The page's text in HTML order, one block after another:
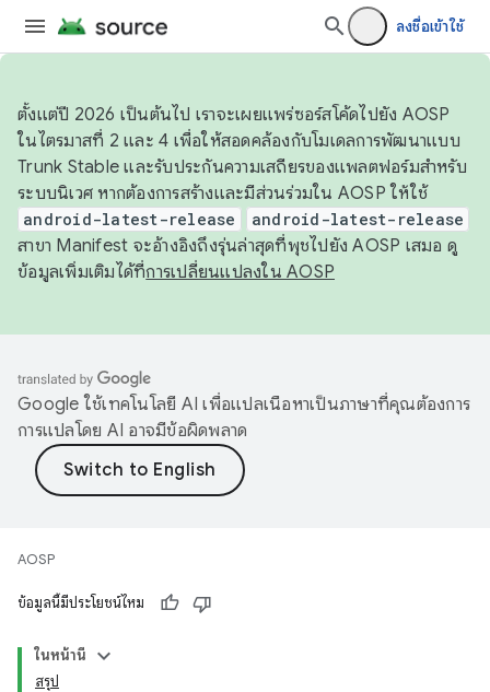
ลงชื่อเข้าใช้
ตั้งแต่ปี 2026 เป็นต้นไป เราจะเผยแพร่ซอร์สโค้ดไปยัง AOSP
ในไตรมาสที่ 2 และ 4 เพื่อให้สอดคล้องกับโมเดลการพัฒนาแบบ
Trunk Stable และรับประกันความเสถียรของแพลตฟอร์มสำหรับ
ระบบนิเวศ หากต้องการสร้างและมีส่วนร่วมใน AOSP ให้ใช้
android-latest-release android-latest-release
สาขา Manifest จะอ้างอิงถึงรุ่นล่าสุดที่พุชไปยัง AOSP เสมอ ดู
ข้อมูลเพิ่มเติมได้ที่การเปลี่ยนแปลงใน AOSP
Google ใช้เทคโนโลยี AI เพื่อแปลเนื้อหาเป็นภาษาที่คุณต้องการ
การแปลโดย AI อาจมีข้อผิดพลาด
AOSP
ข้อมูลนี้มีประโยชน์ไหม
ในหน้านี้
สรุป